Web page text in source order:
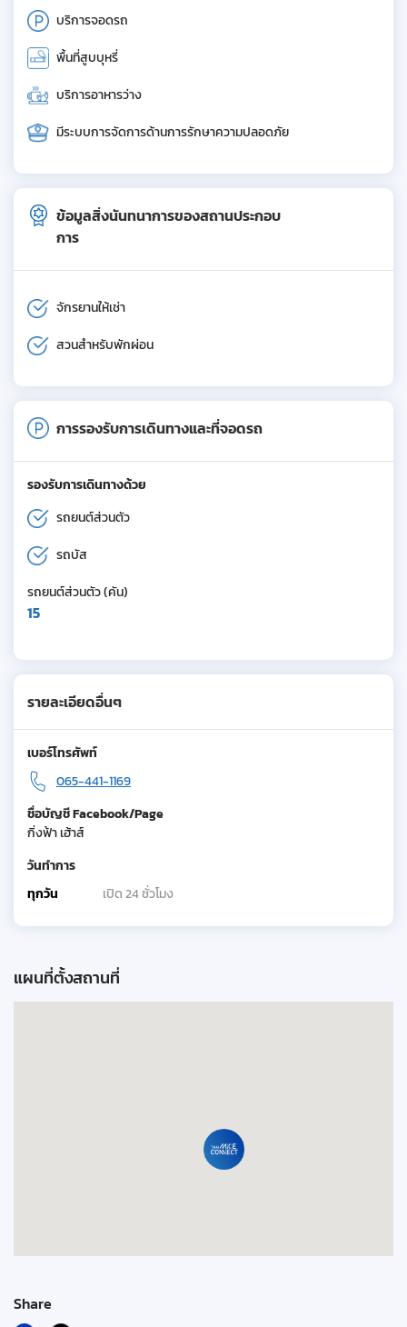
บริการจอดรถ
พื้นที่สูบบุหรี่
บริการอาหารว่าง
มีระบบการจัดการด้านการรักษาความปลอดภัย
ข้อมูลสิ่งนันทนาการของสถานประกอบ
การ
จักรยานให้เช่า
สวนสำหรับพักผ่อน
การรองรับการเดินทางและที่จอดรถ
รองรับการเดินทางด้วย
รถยนต์ส่วนตัว
รถบัส
รถยนต์ส่วนตัว (คัน)
15
รายละเอียดอื่นๆ
เบอร์โทรศัพท์
065-441-1169
ชื่อบัญชี Facebook/Page
กิ่งฟ้า เฮ้าส์
วันทำการ
ทุกวัน
เปิด 24 ชั่วโมง
แผนที่ตั้งสถานที่
Share